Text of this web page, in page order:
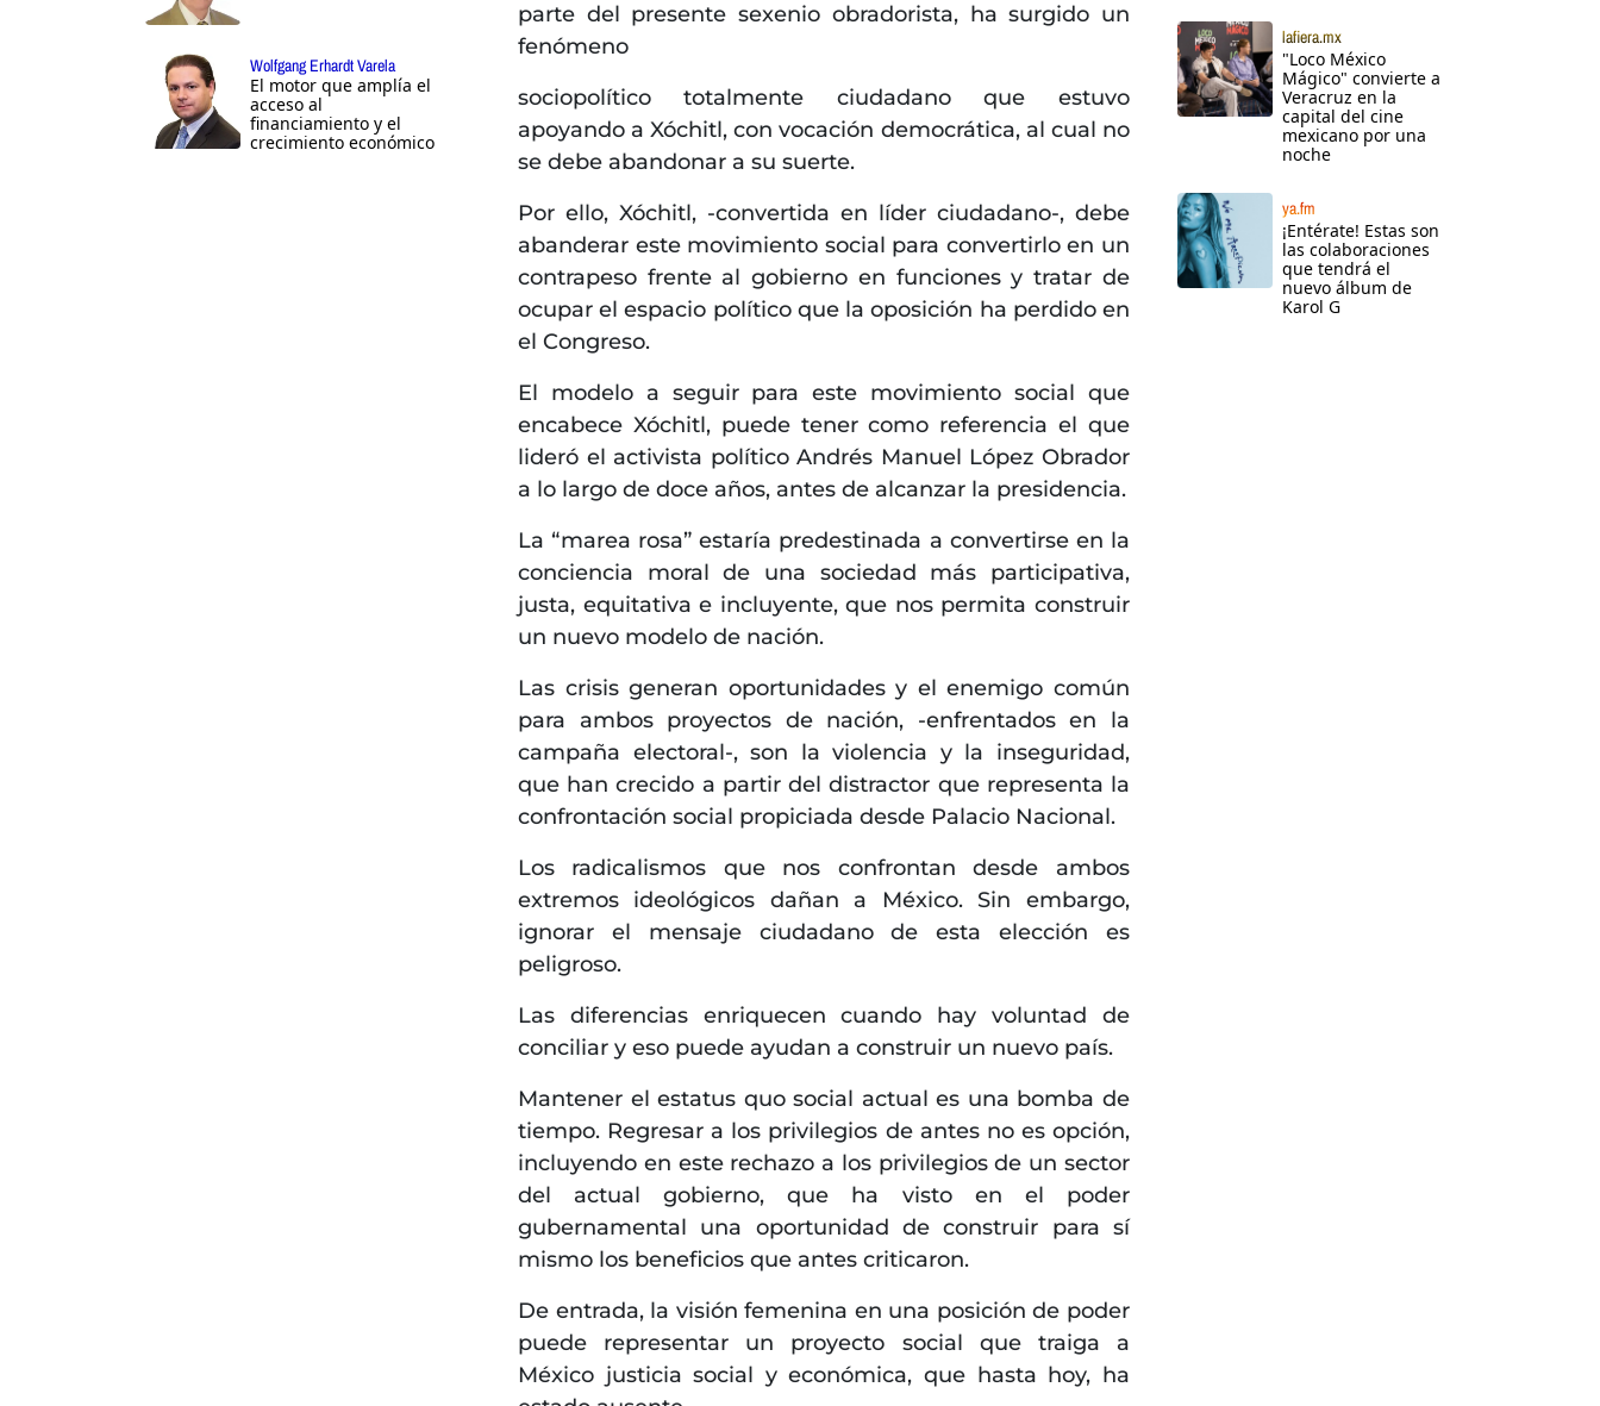
Wolfgang Erhardt Varela
El motor que amplía el
acceso al
financiamiento y el
crecimiento económico
parte del presente sexenio obradorista, ha surgido un
fenómeno
sociopolítico totalmente ciudadano que estuvo
apoyando a Xóchitl, con vocación democrática, al cual no
se debe abandonar a su suerte.
Por ello, Xóchitl, -convertida en líder ciudadano-, debe
abanderar este movimiento social para convertirlo en un
contrapeso frente al gobierno en funciones y tratar de
ocupar el espacio político que la oposición ha perdido en
el Congreso.
El modelo a seguir para este movimiento social que
encabece Xóchitl, puede tener como referencia el que
lideró el activista político Andrés Manuel López Obrador
a lo largo de doce años, antes de alcanzar la presidencia.
La “marea rosa” estaría predestinada a convertirse en la
conciencia moral de una sociedad más participativa,
justa, equitativa e incluyente, que nos permita construir
un nuevo modelo de nación.
Las crisis generan oportunidades y el enemigo común
para ambos proyectos de nación, -enfrentados en la
campaña electoral-, son la violencia y la inseguridad,
que han crecido a partir del distractor que representa la
confrontación social propiciada desde Palacio Nacional.
Los radicalismos que nos confrontan desde ambos
extremos ideológicos dañan a México. Sin embargo,
ignorar el mensaje ciudadano de esta elección es
peligroso.
Las diferencias enriquecen cuando hay voluntad de
conciliar y eso puede ayudan a construir un nuevo país.
Mantener el estatus quo social actual es una bomba de
tiempo. Regresar a los privilegios de antes no es opción,
incluyendo en este rechazo a los privilegios de un sector
del actual gobierno, que ha visto en el poder
gubernamental una oportunidad de construir para sí
mismo los beneficios que antes criticaron.
De entrada, la visión femenina en una posición de poder
puede representar un proyecto social que traiga a
México justicia social y económica, que hasta hoy, ha
lafiera.mx
"Loco México
Mágico" convierte a
Veracruz en la
capital del cine
mexicano por una
noche
ya.fm
¡Entérate! Estas son
las colaboraciones
que tendrá el
nuevo álbum de
Karol G